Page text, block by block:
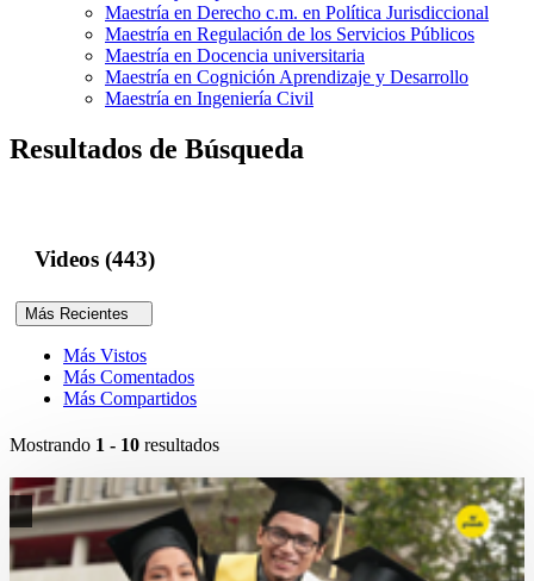
Maestría en Derecho c.m. en Política Jurisdiccional
Maestría en Regulación de los Servicios Públicos
Maestría en Docencia universitaria
Maestría en Cognición Aprendizaje y Desarrollo
Maestría en Ingeniería Civil
Resultados de Búsqueda
Videos (443)
Más Recientes
Más Vistos
Más Comentados
Más Compartidos
Mostrando 1 - 10 resultados